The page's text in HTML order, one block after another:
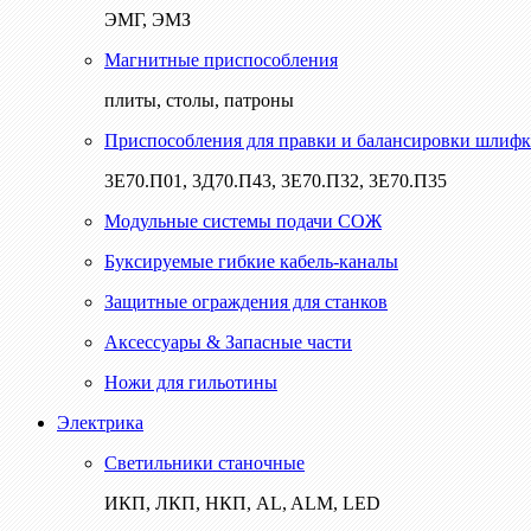
ЭМГ, ЭМЗ
Магнитные приспособления
плиты, столы, патроны
Приспособления для правки и балансировки
3Е70.П01, 3Д70.П43, 3Е70.П32, 3Е70.П35
Модульные системы подачи СОЖ
Буксируемые гибкие кабель-каналы
Защитные ограждения для станков
Аксессуары & Запасные части
Ножи для гильотины
Электрика
Светильники станочные
ИКП, ЛКП, НКП, AL, ALM, LED